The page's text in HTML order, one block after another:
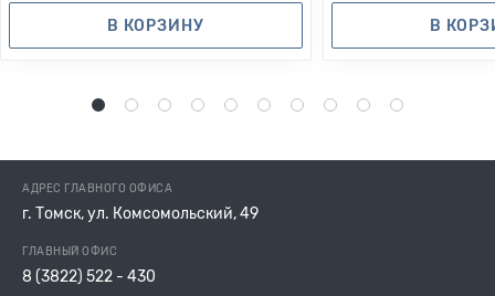
В КОРЗИНУ В
1 2 3 4 5 6 7 8 9 10
АДРЕС ГЛАВНОГО ОФИСА
г. Томск, ул. Комсомольский, 49
ГЛАВНЫЙ ОФИС
8 (3822) 522 - 430